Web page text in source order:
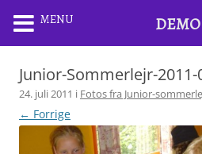
Junior-Sommerlejr-2011-
24. juli 2011 i Fotos fra Junior-
← Forrige
MENU DEMO